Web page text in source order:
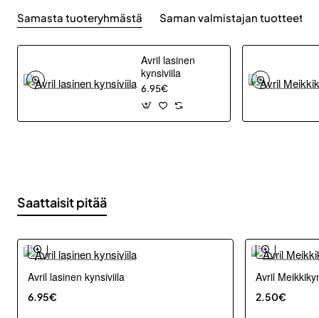
Samasta tuoteryhmästä Saman valmistajan tuotteet
Avril lasinen
kynsiviila
6.95€
Saattaisit pitää
Avril lasinen kynsiviila
6.95€
Avril
2.50€